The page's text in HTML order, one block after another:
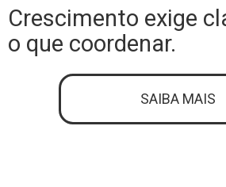
Crescimento exige
o que coordenar.
SAIBA MAIS